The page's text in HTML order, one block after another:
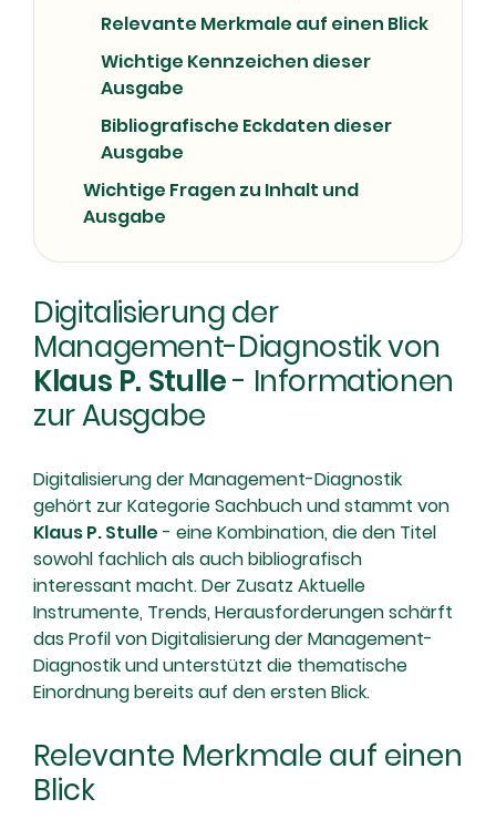
Relevante Merkmale auf einen Blick
Wichtige Kennzeichen dieser
Ausgabe
Bibliografische Eckdaten dieser
Ausgabe
Wichtige Fragen zu Inhalt und
Ausgabe
Digitalisierung der
Management-Diagnostik von
Klaus P. Stulle- Informationen
zur Ausgabe
Digitalisierung der Management-Diagnostik
gehört zur Kategorie Sachbuch und stammt von
Klaus P. Stulle - eine Kombination, die den Titel
sowohl fachlich als auch bibliografisch
interessant macht. Der Zusatz Aktuelle
Instrumente, Trends, Herausforderungen schärft
das Profil von Digitalisierung der Management-
Diagnostik und unterstützt die thematische
Einordnung bereits auf den ersten Blick.
Relevante Merkmale auf einen
Blick